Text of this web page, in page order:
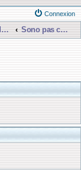
Connexion
Les Forums de Discussions
Sono pas chère et presque gratuiiit !!